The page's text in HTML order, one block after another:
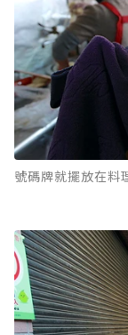
號碼牌就擺放在料